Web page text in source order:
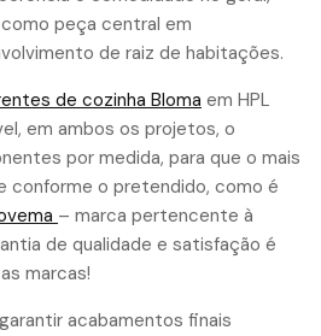
peça central em
de raiz de habitações.
de cozinha Bloma em HPL
em ambos os projetos, o
por medida, para que o mais
conforme o pretendido, como é
– marca pertencente à
de qualidade e satisfação é
marcas!
acabamentos finais